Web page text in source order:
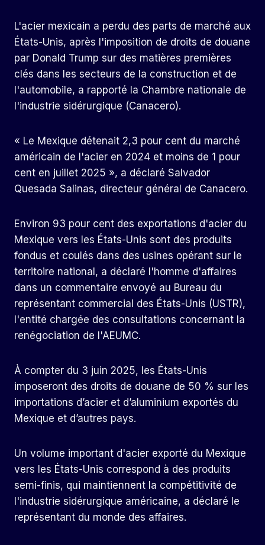
L'acier mexicain a perdu des parts de marché aux
États-Unis, après l'imposition de droits de douane
par Donald Trump sur des matières premières
clés dans les secteurs de la construction et de
l'automobile, a rapporté la Chambre nationale de
l'industrie sidérurgique (Canacero).
« Le Mexique détenait 2,3 pour cent du marché
américain de l'acier en 2024 et moins de 1 pour
cent en juillet 2025 », a déclaré Salvador
Quesada Salinas, directeur général de Canacero.
Environ 93 pour cent des exportations d'acier du
Mexique vers les États-Unis sont des produits
fondus et coulés dans des usines opérant sur le
territoire national, a déclaré l'homme d'affaires
dans un commentaire envoyé au Bureau du
représentant commercial des États-Unis (USTR),
l'entité chargée des consultations concernant la
renégociation de l'AEUMC.
À compter du 3 juin 2025, les États-Unis
imposeront des droits de douane de 50 % sur les
importations d’acier et d’aluminium exportés du
Mexique et d’autres pays.
Un volume important d'acier exporté du Mexique
vers les États-Unis correspond à des produits
semi-finis, qui maintiennent la compétitivité de
l'industrie sidérurgique américaine, a déclaré le
représentant du monde des affaires.